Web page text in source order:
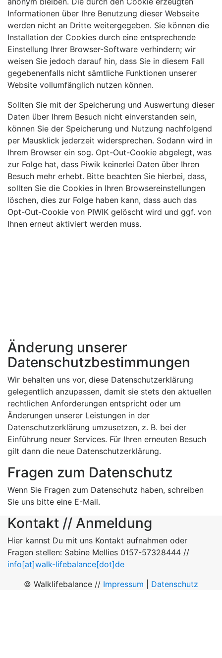
Informationen über Ihre Benutzung dieser Webseite
werden nicht an Dritte weitergegeben. Sie können die
Installation der Cookies durch eine entsprechende
Einstellung Ihrer Browser-Software verhindern; wir
weisen Sie jedoch darauf hin, dass Sie in diesem Fall
gegebenenfalls nicht sämtliche Funktionen unserer
Website vollumfänglich nutzen können.
Sollten Sie mit der Spei­che­rung und Aus­wer­tung die­ser
Daten über Ihrem Besuch nicht ein­ver­stan­den sein,
kön­nen Sie der Spei­che­rung und Nut­zung nachfolgend
per Maus­klick jederzeit wider­spre­chen. Sodann wird in
Ihrem Browser ein sog. Opt-Out-Cookie abgelegt, was
zur Folge hat, dass Piwik kei­ner­lei Daten über Ihren
Besuch mehr erhebt. Bitte beachten Sie hierbei, dass,
sollten Sie die Cookies in Ihren Browsereinstellungen
löschen, dies zur Folge haben kann, dass auch das
Opt-Out-Cookie von PIWIK gelöscht wird und ggf. von
Ihnen erneut aktiviert werden muss.
Änderung unserer
Datenschutzbestimmungen
Wir behalten uns vor, diese Datenschutzerklärung
gelegentlich anzupassen, damit sie stets den aktuellen
rechtlichen Anforderungen entspricht oder um
Änderungen unserer Leistungen in der
Datenschutzerklärung umzusetzen, z. B. bei der
Einführung neuer Services. Für Ihren erneuten Besuch
gilt dann die neue Datenschutzerklärung.
Fragen zum Datenschutz
Wenn Sie Fragen zum Datenschutz haben, schreiben
Sie uns bitte eine E-Mail.
Kontakt // Anmeldung
Hier kannst Du mit uns Kontakt aufnahmen oder
Fragen stellen: Sabine Mellies 0157-57328444 //
info[at]walk-lifebalance[dot]de
© Walklifebalance // Impressum Datenschutz